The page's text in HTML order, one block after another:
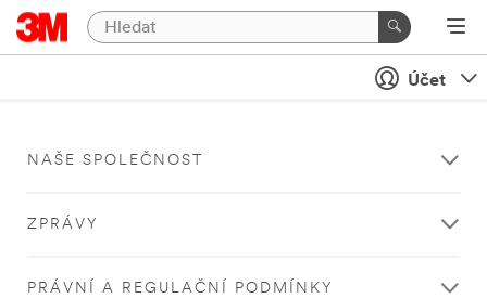
Účet
NAŠE SPOLEČNOST
ZPRÁVY
PRÁVNÍ A REGULAČNÍ PODMÍNKY